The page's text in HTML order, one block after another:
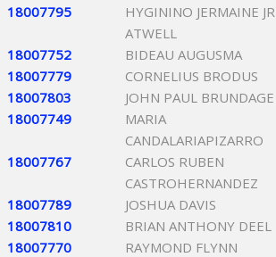
18007795
HYGININO JERMAINE JR
ATWELL
18007752 BIDEAU AUGUSMA
18007779
CORNELIUS BRODUS
18007803
JOHN PAUL BRUNDAGE
18007749
MARIA
CANDALARIAPIZARRO
18007767
CARLOS RUBEN
CASTROHERNANDEZ
18007789 JOSHUA DAVIS
18007810
BRIAN ANTHONY DEEL
18007770
RAYMOND FLYNN